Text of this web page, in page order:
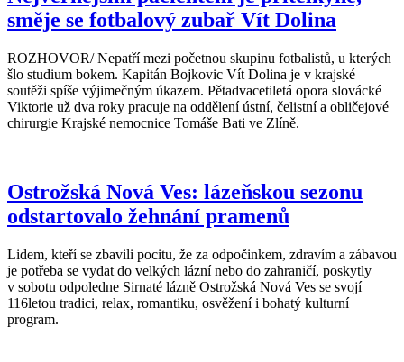
směje se fotbalový zubař Vít Dolina
ROZHOVOR/ Nepatří mezi početnou skupinu fotbalistů, u kterých
šlo studium bokem. Kapitán Bojkovic Vít Dolina je v krajské
soutěži spíše výjimečným úkazem. Pětadvacetiletá opora slovácké
Viktorie už dva roky pracuje na oddělení ústní, čelistní a obličejové
chirurgie Krajské nemocnice Tomáše Bati ve Zlíně.
Ostrožská Nová Ves: lázeňskou sezonu
odstartovalo žehnání pramenů
Lidem, kteří se zbavili pocitu, že za odpočinkem, zdravím a zábavou
je potřeba se vydat do velkých lázní nebo do zahraničí, poskytly
v sobotu odpoledne Sirnaté lázně Ostrožská Nová Ves se svojí
116letou tradici, relax, romantiku, osvěžení i bohatý kulturní
program.